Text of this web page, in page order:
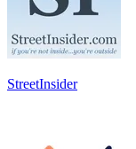
StreetInsider